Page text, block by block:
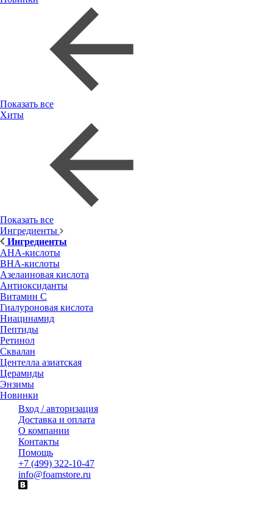
Показать все
Хиты
Показать все
Ингредиенты
Ингредиенты
AHA-кислоты
BHA-кислоты
Азелаиновая кислота
Антиоксиданты
Витамин С
Гиалуроновая кислота
Ниацинамид
Пептиды
Ретинол
Сквалан
Центелла азиатская
Церамиды
Энзимы
Новинки
Вход / авторизация
Доставка и оплата
О компании
Контакты
Помощь
+7 (499) 322-10-47
info@foamstore.ru